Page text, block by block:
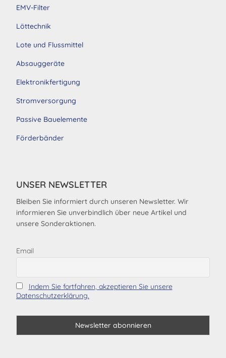
EMV-Filter
Löttechnik
Lote und Flussmittel
Absauggeräte
Elektronikfertigung
Stromversorgung
Passive Bauelemente
Förderbänder
UNSER NEWSLETTER
Bleiben Sie informiert durch unseren Newsletter. Wir
informieren Sie unverbindlich über neue Artikel und
unsere Sonderaktionen.
Email
Indem Sie fortfahren, akzeptieren Sie unsere
Datenschutzerklärung.